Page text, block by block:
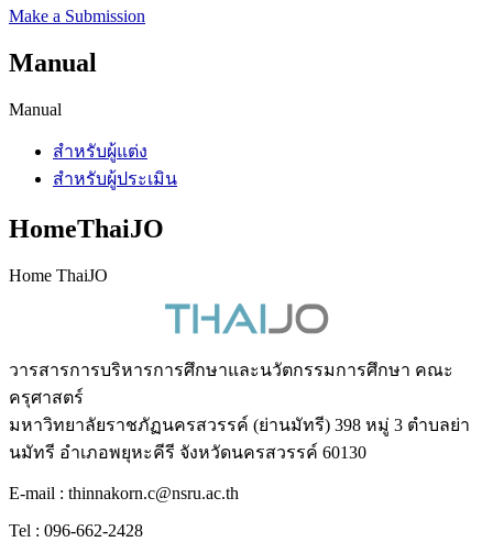
Make a Submission
Manual
Manual
สำหรับผู้แต่ง
สำหรับผู้ประเมิน
HomeThaiJO
Home ThaiJO
วารสารการบริหารการศึกษาและนวัตกรรมการศึกษา คณะ
ครุศาสตร์
มหาวิทยาลัยราชภัฏนครสวรรค์ (ย่านมัทรี) 398 หมู่ 3 ตำบลย่า
นมัทรี อำเภอพยุหะคีรี จังหวัดนครสวรรค์ 60130
E-mail : thinnakorn.c@nsru.ac.th
Tel : 096-662-2428